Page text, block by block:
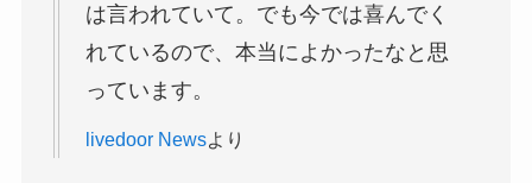
は言われていて。でも今では喜んでく
れているので、本当によかったなと思
っています。
livedoor Newsより